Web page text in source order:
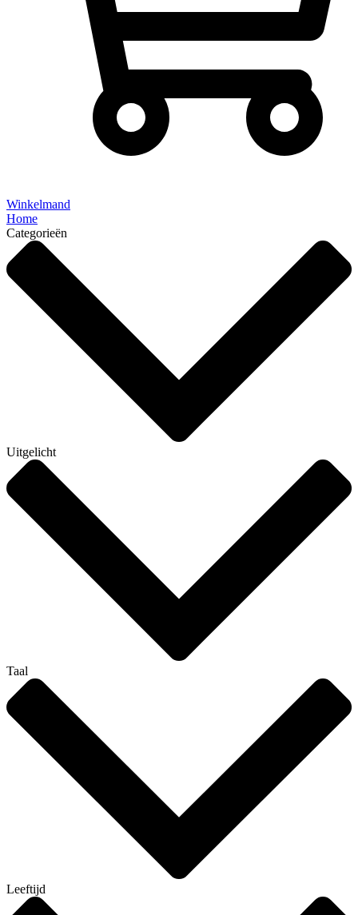
Winkelmand
Home
Categorieën
Uitgelicht
Taal
Leeftijd